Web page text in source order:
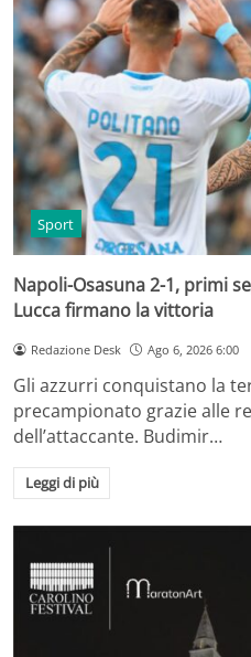
Sport
Napoli-Osasuna 2-1, primi
Lucca firmano la vittoria
Redazione Desk Ago 6, 2026 6:00
Gli azzurri conquistano la
precampionato grazie alle
dell’attaccante. Budimir…
Leggi di più